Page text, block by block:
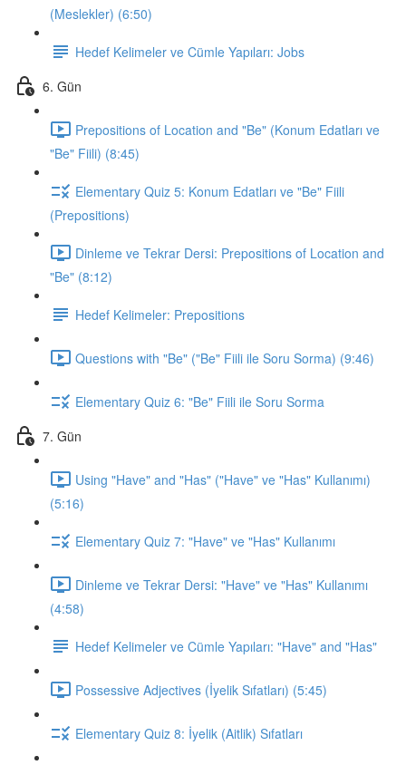
(Meslekler) (6:50)
Hedef Kelimeler ve Cümle Yapıları: Jobs
6. Gün
Prepositions of Location and "Be" (Konum Edatları ve
"Be" Fiili) (8:45)
Elementary Quiz 5: Konum Edatları ve "Be" Fiili
(Prepositions)
Dinleme ve Tekrar Dersi: Prepositions of Location and
"Be" (8:12)
Hedef Kelimeler: Prepositions
Questions with "Be" ("Be" Fiili ile Soru Sorma) (9:46)
Elementary Quiz 6: "Be" Fiili ile Soru Sorma
7. Gün
Using "Have" and "Has" ("Have" ve "Has" Kullanımı)
(5:16)
Elementary Quiz 7: "Have" ve "Has" Kullanımı
Dinleme ve Tekrar Dersi: "Have" ve "Has" Kullanımı
(4:58)
Hedef Kelimeler ve Cümle Yapıları: "Have" and "Has"
Possessive Adjectives (İyelik Sıfatları) (5:45)
Elementary Quiz 8: İyelik (Aitlik) Sıfatları